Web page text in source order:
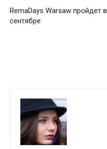
RemaDays Warsaw пройдет в
сентябре